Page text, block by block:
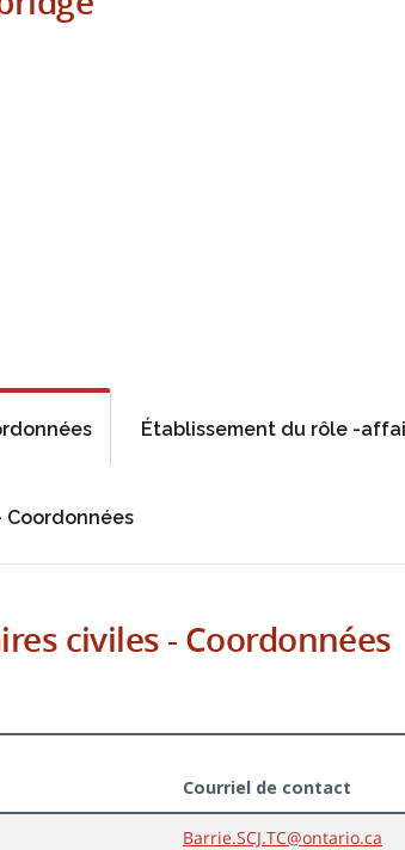
Établissement du rôle -
civiles - Coordonnées
Courriel de contact
Barrie.SCJ.TC@ontario.ca